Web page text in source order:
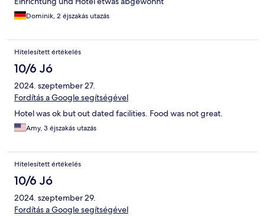
Dominik, 2 éjszakás utazás
Hitelesített értékelés
10/6 Jó
2024. szeptember 27.
Fordítás a Google segítségével
Hotel was ok but out dated facilities. Food was not great.
Amy, 3 éjszakás utazás
Hitelesített értékelés
10/6 Jó
2024. szeptember 29.
Fordítás a Google segítségével